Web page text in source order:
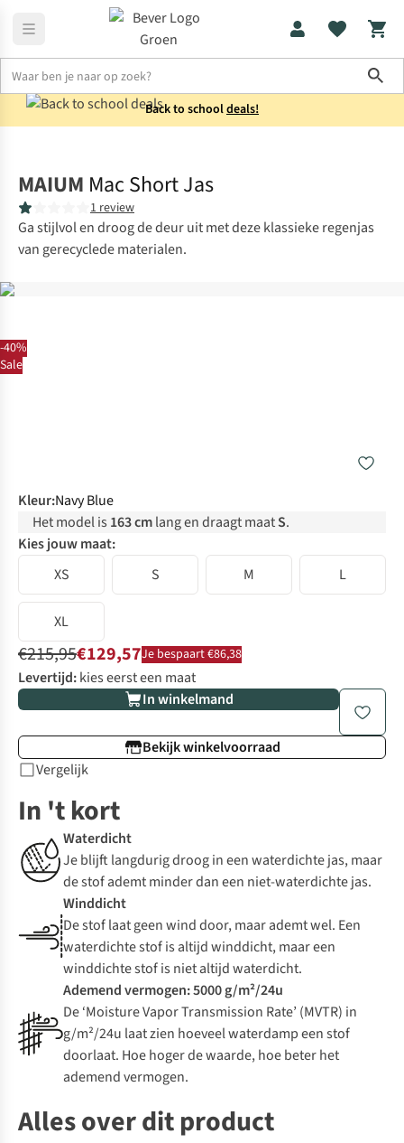
Back to schooldeals!
-40%
Sale
MAIUM Mac Short Jas
1 review
Ga stijlvol en droog de deur uit met deze klassieke regenjas
van gerecyclede materialen.
Kleur:Navy Blue
Het model is 163 cmlang en draagt maatS.
Kies jouw maat:
XS
S M L
XL
€215,95€129,57Je bespaart €86,38
Levertijd:kies eerst een maat
In winkelmand
Bekijk winkelvoorraad
Vergelijk
In 't kort
Waterdicht
Je blijft langdurig droog in een waterdichte jas, maar
de stof ademt minder dan een niet-waterdichte jas.
Winddicht
De stof laat geen wind door, maar ademt wel. Een
waterdichte stof is altijd winddicht, maar een
winddichte stof is niet altijd waterdicht.
Ademend vermogen: 5000 g/m²/24u
De ‘Moisture Vapor Transmission Rate’ (MVTR) in
g/m²/24u laat zien hoeveel waterdamp een stof
doorlaat. Hoe hoger de waarde, hoe beter het
ademend vermogen.
Alles over dit product